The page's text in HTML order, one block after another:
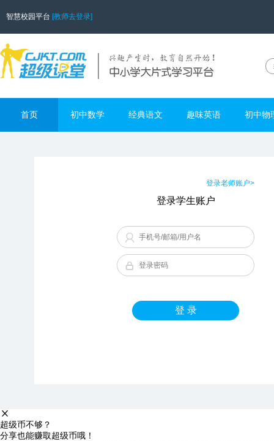
智慧校园平台 [教师去登录]
首页 初中数学 经典语文 趣味英语 初中物
登录老师账户>
登录学生账户
登 录
超级币不够？
分享也能赚取超级币哦！